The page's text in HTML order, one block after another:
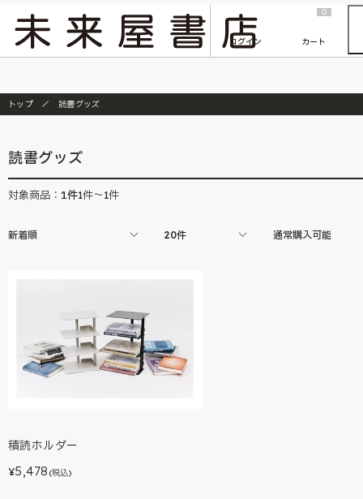
『ONE PIECE magazine 021 ONE PIECEカード付き同梱版』発売延期のご案内
ログイン
0
カート
トップ 読書グッズ
読書グッズ
対象商品： 1件1件～1件
新着順 20件 通常購入可能
積読ホルダー
¥5,478 (税込)